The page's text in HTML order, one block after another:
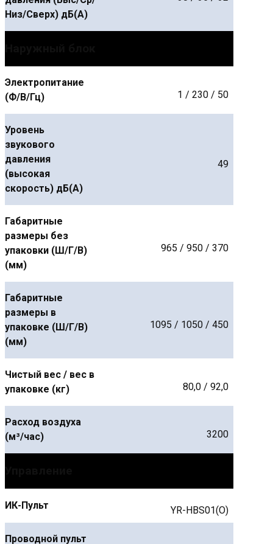
Низ/Сверх) дБ(А)
Электропитание
(Ф/В/Гц)
1 / 230 / 50
Уровень
звукового
давления
(высокая
скорость) дБ(А)
49
Габаритные
размеры без
упаковки (Ш/Г/В)
(мм)
965 / 950 / 370
Габаритные
размеры в
упаковке (Ш/Г/В)
(мм)
1095 / 1050 / 450
Чистый вес / вес в
упаковке (кг)
80,0 / 92,0
Расход воздуха
(м³/час)
3200
ИК-Пульт YR-HBS01(O)
Проводной пульт